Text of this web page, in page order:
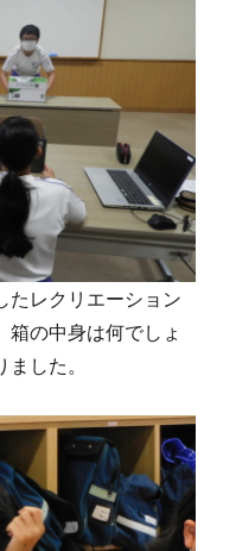
たレクリエーション
箱の中身は何でしょ
した。